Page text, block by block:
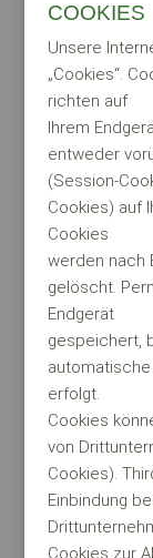
COOKIES
Unsere
„Cookies“.
richten auf
Ihrem
entweder
(Session-
Cookies) auf
Cookies
werden nach
gelöscht.
Endgerät
gespeichert,
erfolgt.
Cookies
von
Cookies).
Einbindung
Cookies zur